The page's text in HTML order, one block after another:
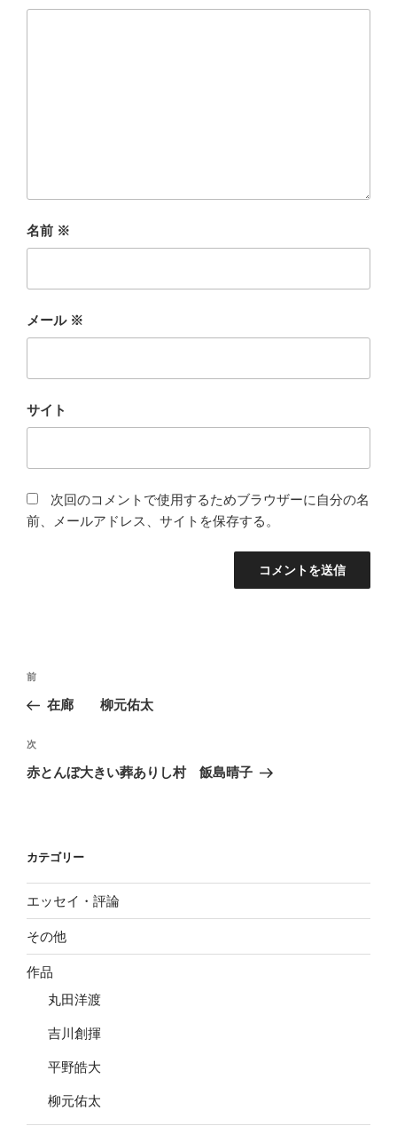
名前 ※
メール ※
サイト
次回のコメントで使用するためブラウザーに自分の名
前、メールアドレス、サイトを保存する。
投
ナ
ビ
ゲ
ン
前
の
稿
前
在廊 柳元佑太
次
の
次
赤とんぼ大きい葬ありし村 飯島晴子
カテゴリー
エッセイ・評論
その他
作品
丸田洋渡
吉川創揮
平野皓大
柳元佑太